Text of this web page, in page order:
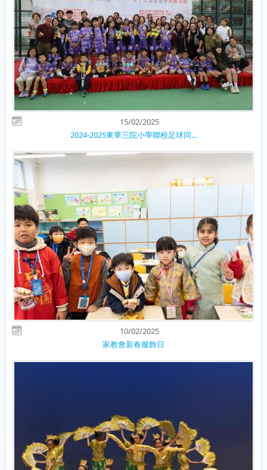
15/02/2025
2024-2025東華三院小學聯校足球同...
10/02/2025
家教會新春服飾日